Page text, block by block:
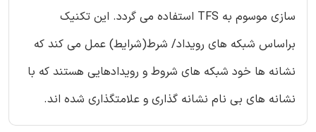
سازی موسوم به TFS استفاده می گردد. این تکنیک
براساس شبکه های رویداد/ شرط(شرایط) عمل می کند که
نشانه ها خود شبکه های شروط و رویدادهایی هستند که با
نشانه های بی نام نشانه گذاری و علامتگذاری شده اند.